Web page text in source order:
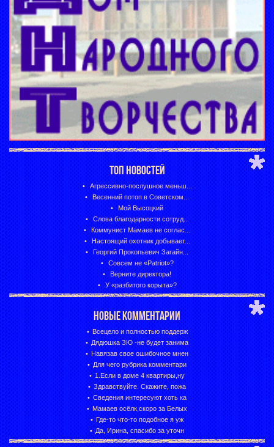
ТОП НОВОСТЕЙ
Агрессивно-послушное меньш...
Весенний потоп в Советском...
Мой Высоцкий
Слова благодарности сотруд...
Коммунист Мамаев не соглас...
Настоящий охотник добывает...
Георгий Прокопьевич Загайн...
Совсем не «Patriot»?
Верните директора!
У «разбитого корыта»?
НОВЫЕ КОММЕНТАРИИ
Всецело и полностью поддерж
Дядюшка ЗЮ -не будет занима
Навязав свое ошибочное мнен
Для чего рубрика комментари
1.Если в доме 4 квартиры,ну
Здравствуйте. Скажите, пожа
Сведения интересуют хоть ка
Мамаев осёлк,скоро за Белых
Где-то что-то подобное я уж
Да, Ирина, спасибо за уточн